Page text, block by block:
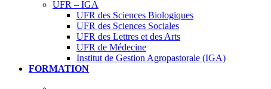
UFR – IGA
UFR des Sciences Biologiques
UFR des Sciences Sociales
UFR des Lettres et des Arts
UFR de Médecine
Institut de Gestion Agropastorale (IGA)
FORMATION